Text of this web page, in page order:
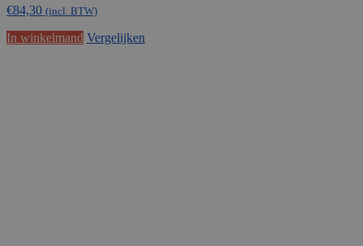
€84,30 (incl. BTW)
In winkelmand Vergelijken